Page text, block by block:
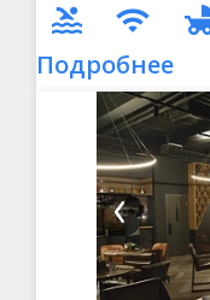
Подробнее